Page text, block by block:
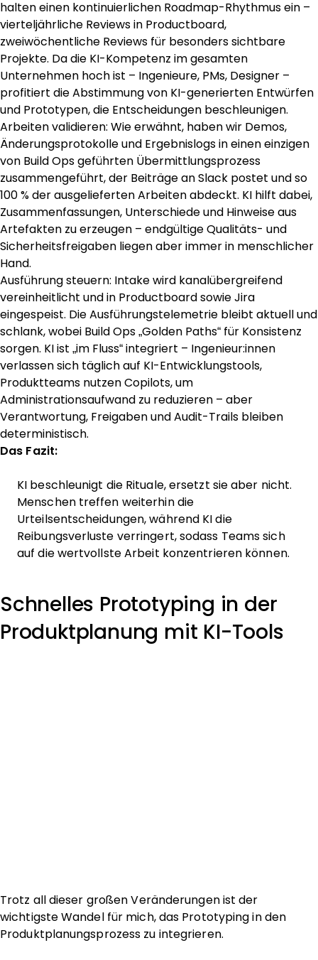
halten einen kontinuierlichen Roadmap-Rhythmus ein –
vierteljährliche Reviews in Productboard,
zweiwöchentliche Reviews für besonders sichtbare
Projekte. Da die KI-Kompetenz im gesamten
Unternehmen hoch ist – Ingenieure, PMs, Designer –
profitiert die Abstimmung von KI-generierten Entwürfen
und Prototypen, die Entscheidungen beschleunigen.
Arbeiten validieren: Wie erwähnt, haben wir Demos,
Änderungsprotokolle und Ergebnislogs in einen einzigen
von Build Ops geführten Übermittlungsprozess
zusammengeführt, der Beiträge an Slack postet und so
100 % der ausgelieferten Arbeiten abdeckt. KI hilft dabei,
Zusammenfassungen, Unterschiede und Hinweise aus
Artefakten zu erzeugen – endgültige Qualitäts- und
Sicherheitsfreigaben liegen aber immer in menschlicher
Hand.
Ausführung steuern: Intake wird kanalübergreifend
vereinheitlicht und in Productboard sowie Jira
eingespeist. Die Ausführungstelemetrie bleibt aktuell und
schlank, wobei Build Ops „Golden Paths“ für Konsistenz
sorgen. KI ist „im Fluss“ integriert – Ingenieur:innen
verlassen sich täglich auf KI-Entwicklungstools,
Produktteams nutzen Copilots, um
Administrationsaufwand zu reduzieren – aber
Verantwortung, Freigaben und Audit-Trails bleiben
deterministisch.
Das Fazit:
KI beschleunigt die Rituale, ersetzt sie aber nicht.
Menschen treffen weiterhin die
Urteilsentscheidungen, während KI die
Reibungsverluste verringert, sodass Teams sich
auf die wertvollste Arbeit konzentrieren können.
Schnelles Prototyping in der
Produktplanung mit KI-Tools
Trotz all dieser großen Veränderungen ist der
wichtigste Wandel für mich, das Prototyping in den
Produktplanungsprozess zu integrieren.